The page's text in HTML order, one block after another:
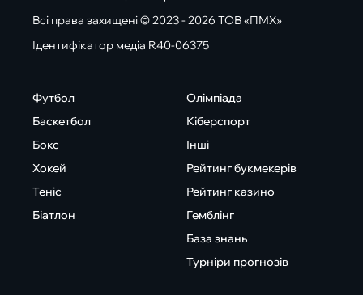
Всі права захищені © 2023 - 2026 ТОВ «ПМХ»
Ідентифікатор медіа R40-06375
Футбол
Баскетбол
Бокс
Хокей
Теніс
Біатлон
Олімпіада
Кіберспорт
Інші
Рейтинг букмекерів
Рейтинг казино
Гемблінг
База знань
Турніри прогнозів